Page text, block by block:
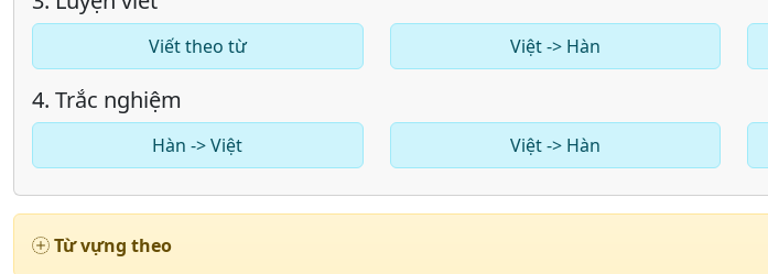
Viết theo từ Việt -> Hàn
4. Trắc nghiệm
Hàn -> Việt Việt -> Hàn
Từ vựng theo